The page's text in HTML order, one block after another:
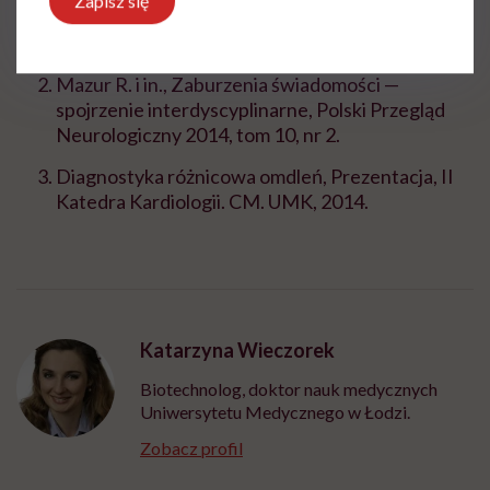
leczenia i rozpoznawania omdleń (2018),
Mazur R. i in., Zaburzenia świadomości —
spojrzenie interdyscyplinarne, Polski Przegląd
Neurologiczny 2014, tom 10, nr 2.
Diagnostyka różnicowa omdleń, Prezentacja, II
Katedra Kardiologii. CM. UMK, 2014.
Katarzyna Wieczorek
Biotechnolog, doktor nauk medycznych
Uniwersytetu Medycznego w Łodzi.
Zobacz profil